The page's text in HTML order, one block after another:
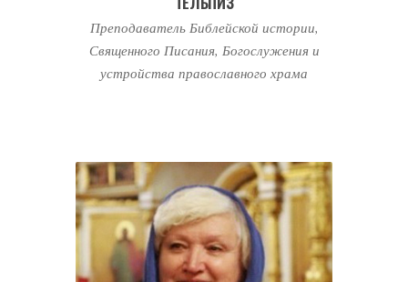
Преподаватель Библейской истории,
Священного Писания, Богослужения и
устройства православного храма